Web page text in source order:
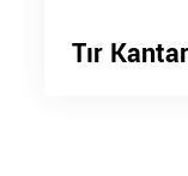
Tır